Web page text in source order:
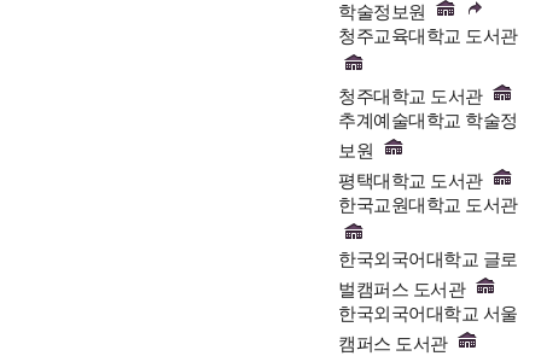
학술정보원
청주교육대학교 도서관
청주대학교 도서관
추계예술대학교 학술정
보원
평택대학교 도서관
한국교원대학교 도서관
한국외국어대학교 글로
벌캠퍼스 도서관
한국외국어대학교 서울
캠퍼스 도서관